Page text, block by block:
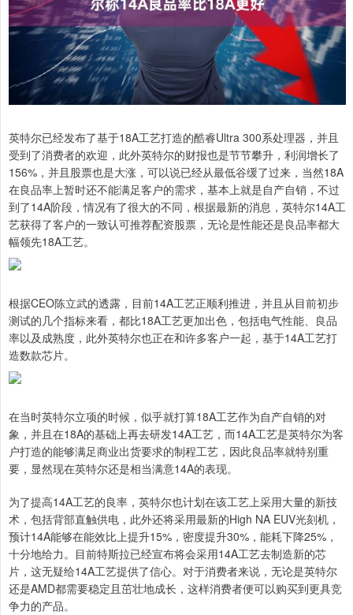
英特尔已经发布了基于18A工艺打造的酷睿Ultra 300系处理器，并且
受到了消费者的欢迎，此外英特尔的财报也是节节攀升，利润增长了
156%，并且股票也是大涨，可以说已经从最低谷缓了过来，当然18A
在良品率上暂时还不能满足客户的需求，基本上就是自产自销，不过
到了14A阶段，情况有了很大的不同，根据最新的消息，英特尔14A工
艺获得了客户的一致认可推荐配资股票，无论是性能还是良品率都大
幅领先18A工艺。
根据CEO陈立武的透露，目前14A工艺正顺利推进，并且从目前初步
测试的几个指标来看，都比18A工艺更加出色，包括电气性能、良品
率以及成熟度，此外英特尔也正在和许多客户一起，基于14A工艺打
造数款芯片。
在当时英特尔立项的时候，似乎就打算18A工艺作为自产自销的对
象，并且在18A的基础上再去研发14A工艺，而14A工艺是英特尔为客
户打造的能够满足商业出货要求的制程工艺，因此良品率就特别重
要，显然现在英特尔还是相当满意14A的表现。
为了提高14A工艺的良率，英特尔也计划在该工艺上采用大量的新技
术，包括背部直触供电，此外还将采用最新的High NA EUV光刻机，
预计14A能够在能效比上提升15%，密度提升30%，能耗下降25%，
十分地给力。目前特斯拉已经宣布将会采用14A工艺去制造新的芯
片，这无疑给14A工艺提供了信心。对于消费者来说，无论是英特尔
还是AMD都需要稳定且茁壮地成长，这样消费者便可以购买到更具竞
争力的产品。